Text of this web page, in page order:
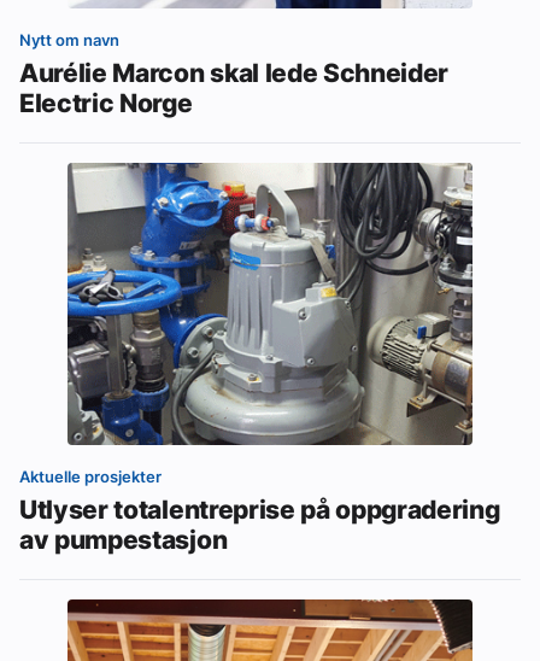
Nytt om navn
Aurélie Marcon skal lede Schneider
Electric Norge
Aktuelle prosjekter
Utlyser totalentreprise på oppgradering
av pumpestasjon